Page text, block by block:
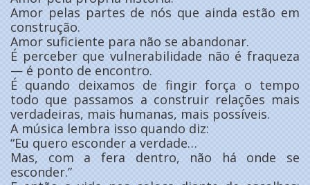
Amor pelas partes de nós que ainda estão em
construção.
Amor suficiente para não se abandonar.
É perceber que vulnerabilidade não é fraqueza
— é ponto de encontro.
É quando deixamos de fingir força o tempo
todo que passamos a construir relações mais
verdadeiras, mais humanas, mais possíveis.
A música lembra isso quando diz:
“Eu quero esconder a verdade…
Mas, com a fera dentro, não há onde se
esconder.”